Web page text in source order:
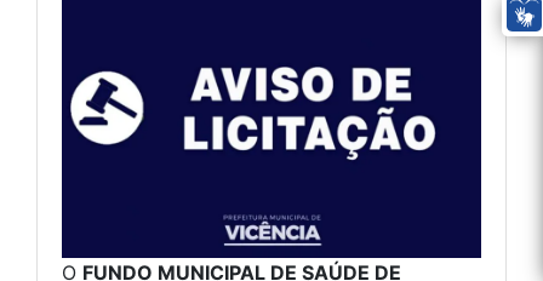
O FUNDO MUNICIPAL DE SAÚDE DE